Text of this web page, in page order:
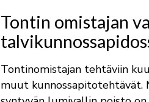
Tontin omistajan
Tontinomistajan tehtäviin
muut kunnossapitotehtävät.